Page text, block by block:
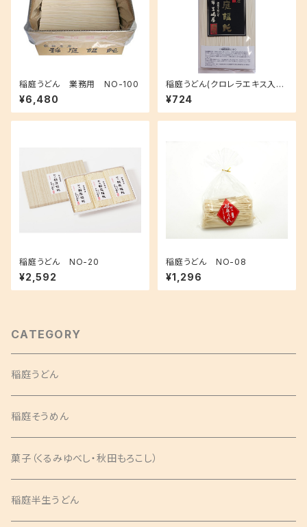
稲庭うどん 業務用 NO-100
¥6,480
稲庭うどん(クロレラエキス入り)
NO-06
¥724
稲庭うどん NO-20
¥2,592
稲庭うどん NO-08
¥1,296
CATEGORY
稲庭うどん
稲庭そうめん
菓子（くるみゆべし・秋田もろこし）
稲庭半生うどん